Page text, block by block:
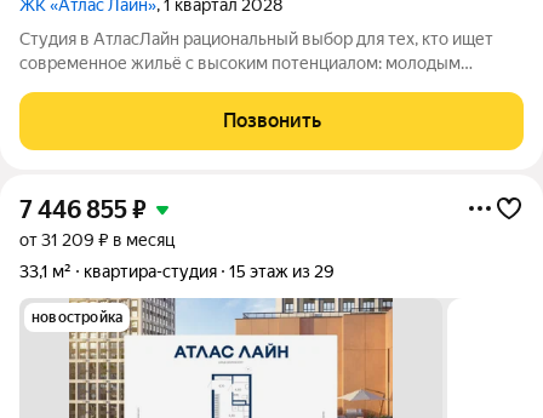
ЖК «Атлас Лайн», 1 квартал 2028
Студия в АтласЛайн рациональный выбор для тех, кто ищет
современное жильё с высоким потенциалом: молодым
планировка позволяет эффективно организовать
пространство и использовать для дохода от
Позвонить
7 446 855₽
от 31 209 ₽ в месяц
33,1 м²
квартира-студия 15 этаж из 29
новостройка